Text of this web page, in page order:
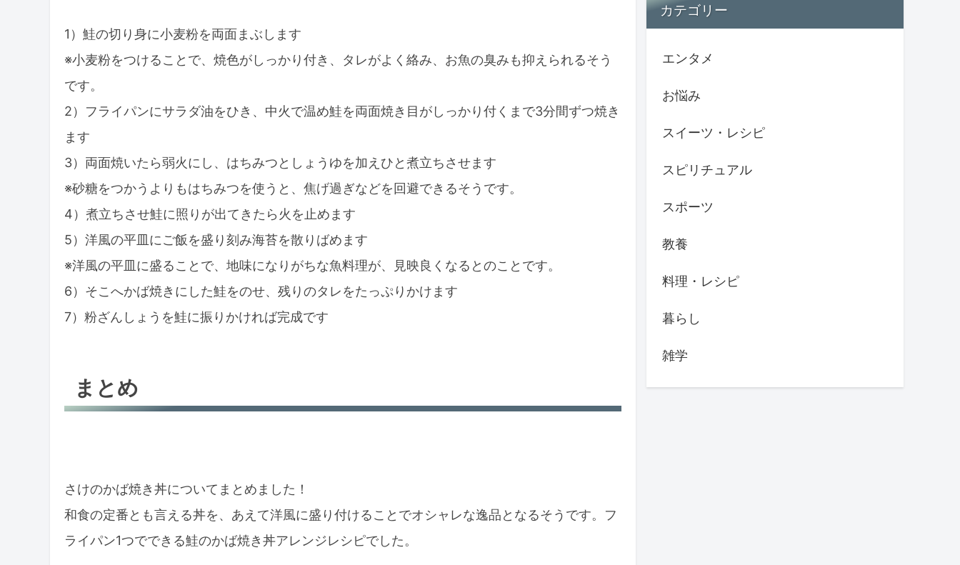
1）鮭の切り身に小麦粉を両面まぶします
※小麦粉をつけることで、焼色がしっかり付き、タレがよく絡み、お魚の臭みも抑えられるそう
です。
2）フライパンにサラダ油をひき、中火で温め鮭を両面焼き目がしっかり付くまで3分間ずつ焼き
ます
3）両面焼いたら弱火にし、はちみつとしょうゆを加えひと煮立ちさせます
※砂糖をつかうよりもはちみつを使うと、焦げ過ぎなどを回避できるそうです。
4）煮立ちさせ鮭に照りが出てきたら火を止めます
5）洋風の平皿にご飯を盛り刻み海苔を散りばめます
※洋風の平皿に盛ることで、地味になりがちな魚料理が、見映良くなるとのことです。
6）そこへかば焼きにした鮭をのせ、残りのタレをたっぷりかけます
7）粉ざんしょうを鮭に振りかければ完成です
まとめ
さけのかば焼き丼についてまとめました！
和食の定番とも言える丼を、あえて洋風に盛り付けることでオシャレな逸品となるそうです。フ
ライパン1つでできる鮭のかば焼き丼アレンジレシピでした。
カテゴリー
エンタメ
お悩み
スイーツ・レシピ
スピリチュアル
スポーツ
教養
料理・レシピ
暮らし
雑学